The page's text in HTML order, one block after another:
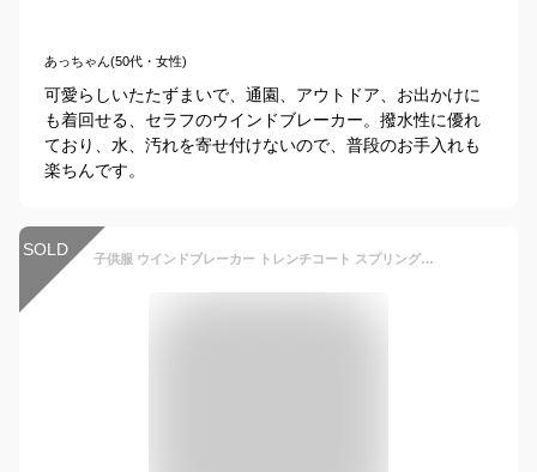
あっちゃん(50代・女性)
可愛らしいたたずまいで、通園、アウトドア、お出かけに
も着回せる、セラフのウインドブレーカー。撥水性に優れ
ており、水、汚れを寄せ付けないので、普段のお手入れも
楽ちんです。
SOLD 子供服 ウインドブレーカー トレンチコート スプリングコート 女の子 キッズ 長袖 女の子 子供服 キッズコート アウターコート 春 おしゃれ かわいい 姫系 通園 通学 可愛い 新作 90 100 110 120 130